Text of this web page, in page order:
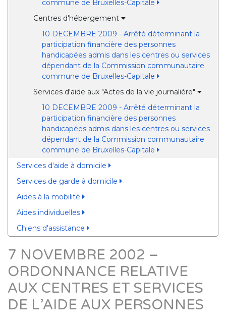
commune de Bruxelles-Capitale
Centres d'hébergement
10 DECEMBRE 2009 - Arrêté déterminant la
participation financière des personnes
handicapées admis dans les centres ou services
dépendant de la Commission communautaire
commune de Bruxelles-Capitale
Services d'aide aux "Actes de la vie journalière"
10 DECEMBRE 2009 - Arrêté déterminant la
participation financière des personnes
handicapées admis dans les centres ou services
dépendant de la Commission communautaire
commune de Bruxelles-Capitale
Services d'aide à domicile
Services de garde à domicile
Aides à la mobilité
Aides individuelles
Chiens d'assistance
7 NOVEMBRE 2002 –
ORDONNANCE RELATIVE
AUX CENTRES ET SERVICES
DE L’AIDE AUX PERSONNES